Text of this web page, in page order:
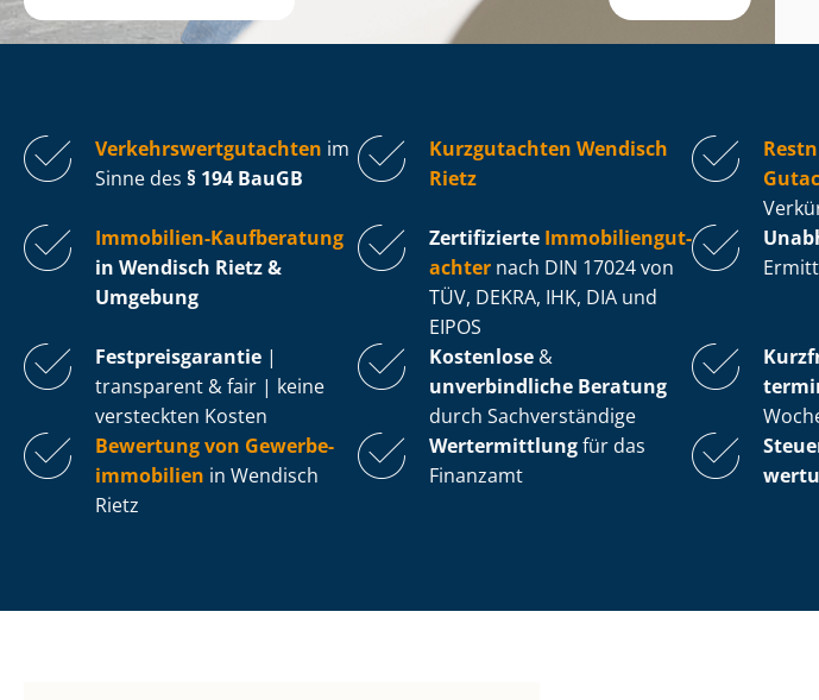
Ver­kehrs­wert­gut­ach­ten im
Sinne des § 194 BauGB
Kurzgutachten Wendisch
Rietz
Immobilien-Kaufberatung
in Wendisch Rietz &
Umgebung
Zertifizierte Im­mo­bi­li­en­gut­
ach­ter nach DIN 17024 von
TÜV, DEKRA, IHK, DIA und
EIPOS
Fest­preis­ga­ran­tie |
transparent & fair | keine
versteckten Kosten
Kostenlose &
unverbindliche Beratung
durch Sachverständige
Bewertung von Ge­wer­be­
im­mo­bi­li­en in Wendisch
Rietz
Wertermittlungfür das
Finanzamt